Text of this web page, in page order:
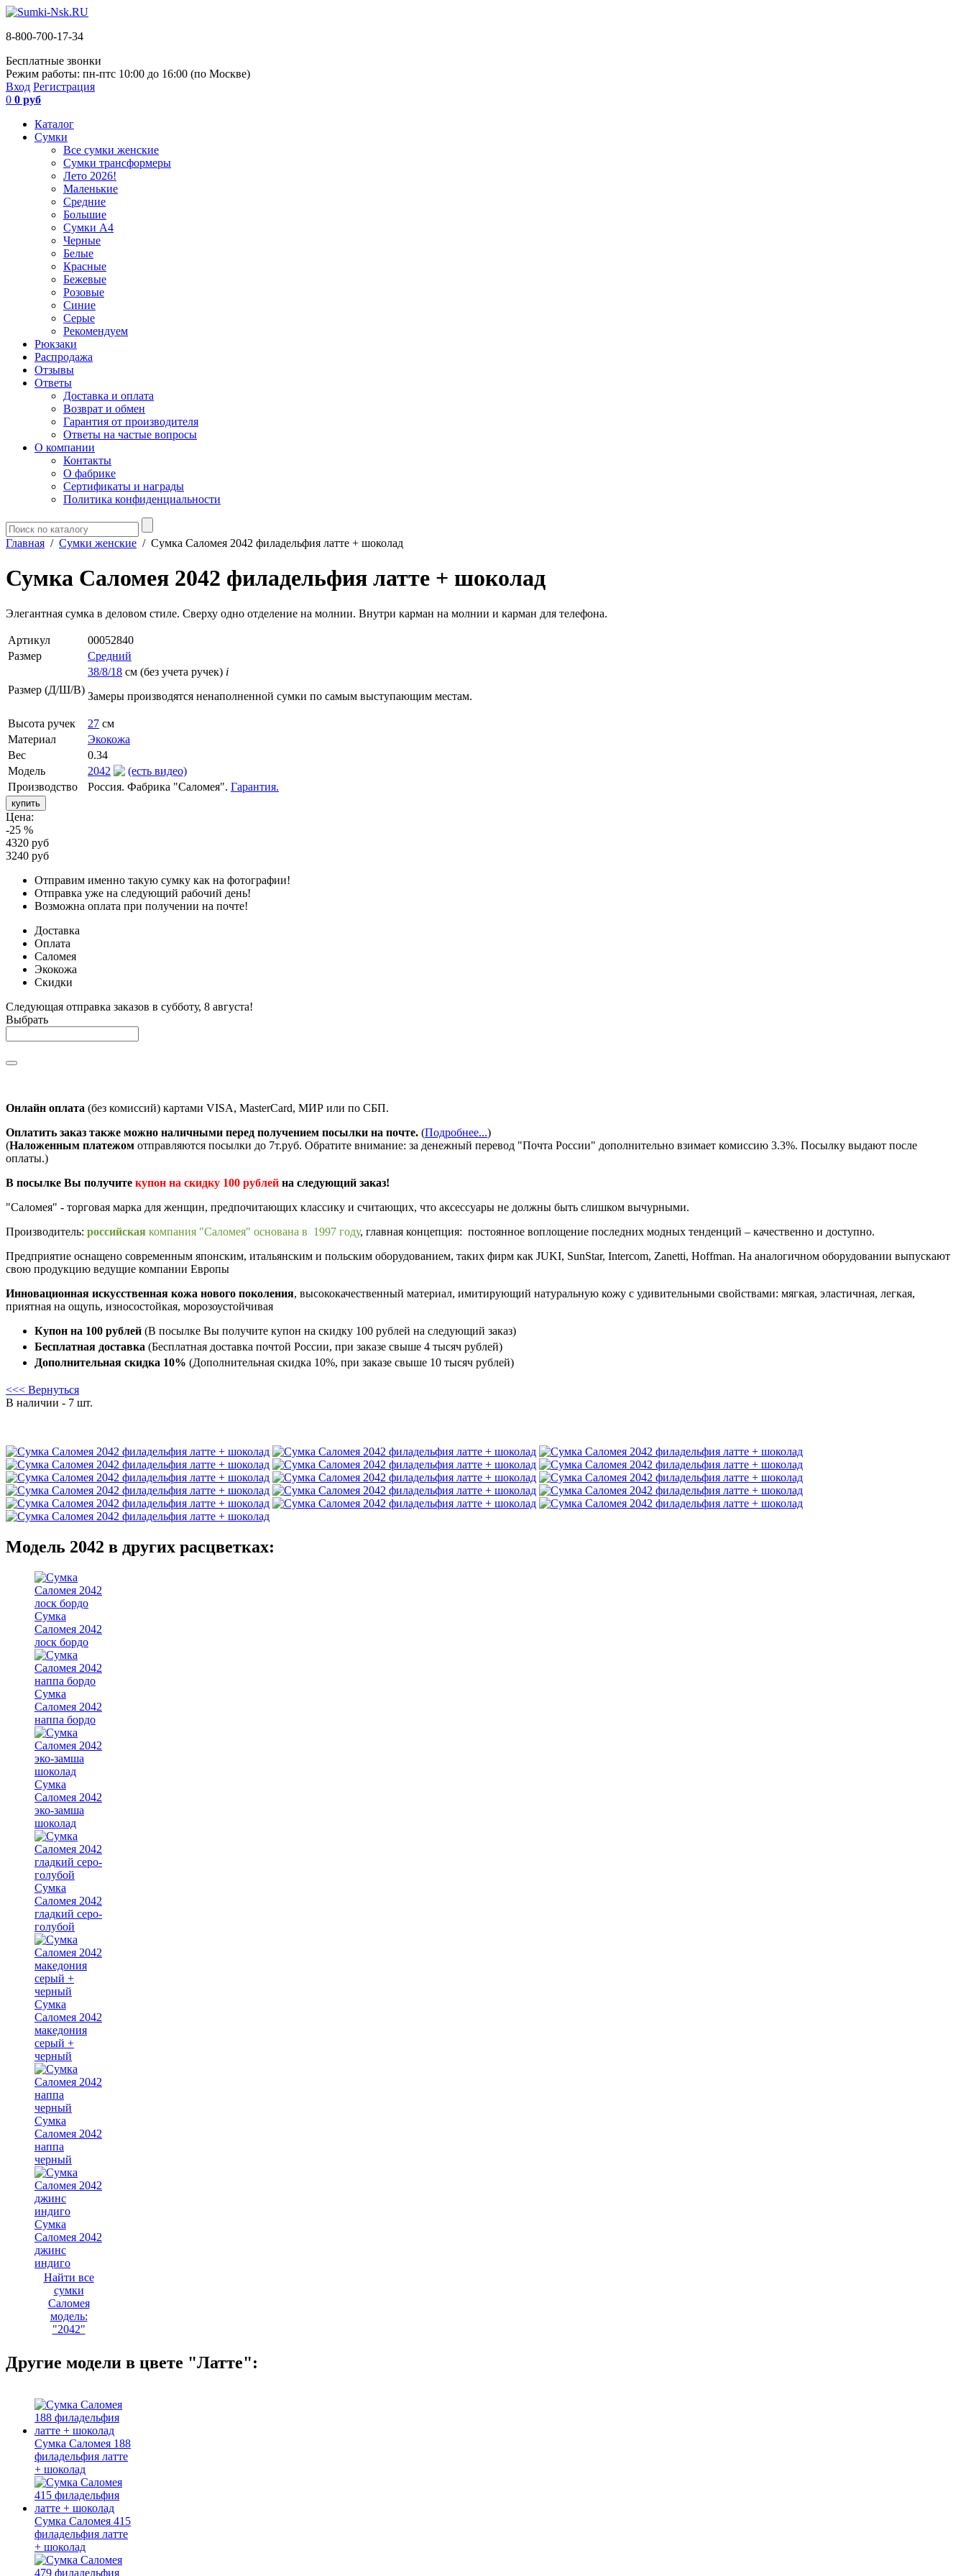
8-800-700-17-34
Бесплатные звонки
Режим работы: пн-птс 10:00 до 16:00 (по Москве)
Вход Регистрация
0 0 руб
Каталог
Сумки
Все сумки женские
Сумки трансформеры
Лето 2026!
Маленькие
Средние
Большие
Сумки А4
Черные
Белые
Красные
Бежевые
Розовые
Синие
Серые
Рекомендуем
Рюкзаки
Распродажа
Отзывы
Ответы
Доставка и оплата
Возврат и обмен
Гарантия от производителя
Ответы на частые вопросы
О компании
Контакты
О фабрике
Сертификаты и награды
Политика конфиденциальности
Главная / Сумки женские / Сумка Саломея 2042 филадельфия латте + шоколад
Сумка Саломея 2042 филадельфия латте + шоколад
Элегантная сумка в деловом стиле. Сверху одно отделение на молнии. Внутри карман на молнии и карман для телефона.
Артикул
00052840
Размер
Средний
Размер (Д/Ш/В)
38/8/18 см (без учета ручек) i
Замеры производятся ненаполненной сумки по самым выступающим местам.
Высота ручек 27 см
Материал
Экокожа
Вес
0.34
Модель
2042
(есть видео)
Производство
Россия. Фабрика "Саломея". Гарантия.
Цена:
-25 %
4320 руб
3240 руб
Отправим именно такую сумку как на фотографии!
Отправка уже на следующий рабочий день!
Возможна оплата при получении на почте!
Доставка
Оплата
Саломея
Экокожа
Скидки
Следующая отправка заказов в субботу, 8 августа!
Выбрать
Онлайн оплата (без комиссий) картами VISA, MasterCard, МИР или по СБП.
Оплатить заказ также можно наличными перед получением посылки на почте. (Подробнее...)
(Наложенным платежом отправляются посылки до 7т.руб. Обратите внимание: за денежный перевод "Почта России" дополнительно взимает комиссию 3.3%. Посылку выдают после
оплаты.)
В посылке Вы получите купон на скидку 100 рублей на следующий заказ!
"Саломея" - торговая марка для женщин, предпочитающих классику и считающих, что аксессуары не должны быть слишком вычурными.
Производитель: российская компания "Саломея" основана в 1997 году, главная концепция: постоянное воплощение последних модных тенденций – качественно и доступно.
Предприятие оснащено современным японским, итальянским и польским оборудованием, таких фирм как JUKI, SunStar, Intercom, Zanetti, Hoffman. На аналогичном оборудовании выпускают
свою продукцию ведущие компании Европы
Инновационная искусственная кожа нового поколения, высококачественный материал, имитирующий натуральную кожу с удивительными свойствами: мягкая, эластичная, легкая,
приятная на ощупь, износостойкая, морозоустойчивая
Купон на 100 рублей (В посылке Вы получите купон на скидку 100 рублей на следующий заказ)
Бесплатная доставка (Бесплатная доставка почтой России, при заказе свыше 4 тысяч рублей)
Дополнительная скидка 10% (Дополнительная скидка 10%, при заказе свыше 10 тысяч рублей)
<<< Вернуться
В наличии - 7 шт.
Модель 2042 в других расцветках:
Сумка
Саломея 2042
лоск бордо
Сумка
Саломея 2042
наппа бордо
Сумка
Саломея 2042
эко-замша
шоколад
Сумка
Саломея 2042
гладкий серо-
голубой
Сумка
Саломея 2042
македония
серый +
черный
Сумка
Саломея 2042
наппа
черный
Сумка
Саломея 2042
джинс
индиго
Найти все
сумки
Саломея
модель:
"2042"
Другие модели в цвете "Латте":
Сумка Саломея 188
филадельфия латте
+ шоколад
Сумка Саломея 415
филадельфия латте
+ шоколад